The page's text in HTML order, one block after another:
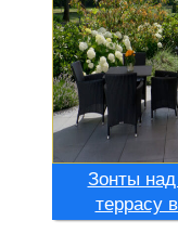
Зонты над
террасу